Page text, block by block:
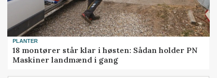
PLANTER
18 montører står klar i høsten: Sådan holder PN
Maskiner landmænd i gang